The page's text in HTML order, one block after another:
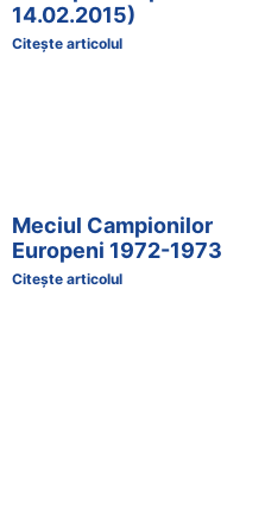
14.02.2015)
Citește articolul
Meciul Campionilor
Europeni 1972-1973
Citește articolul